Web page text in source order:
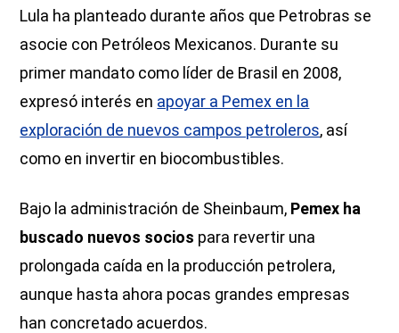
Lula ha planteado durante años que Petrobras se
asocie con Petróleos Mexicanos. Durante su
primer mandato como líder de Brasil en 2008,
expresó interés en apoyar a Pemex en la
exploración de nuevos campos petroleros, así
como en invertir en biocombustibles.
Bajo la administración de Sheinbaum, Pemex ha
buscado nuevos socios para revertir una
prolongada caída en la producción petrolera,
aunque hasta ahora pocas grandes empresas
han concretado acuerdos.